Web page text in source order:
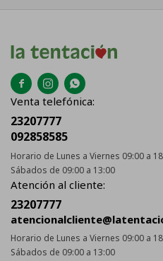
  
Venta telefónica:
23207777
092858585
Horario de Lunes a Viernes 09:00 a
Sábados de 09:00 a 13:00
Atención al cliente:
23207777
Horario de Lunes a Viernes 09:00 a
Sábados de 09:00 a 13:00